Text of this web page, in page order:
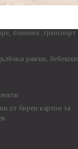
планина ,транспорт
рамки, бебешки
от бирен картон за